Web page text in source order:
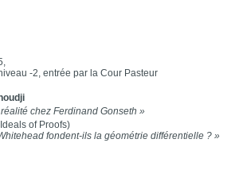
-2, entrée par la Cour Pasteur
chez Ferdinand Gonseth »
of Proofs)
fondent-ils la géométrie différentielle ? »